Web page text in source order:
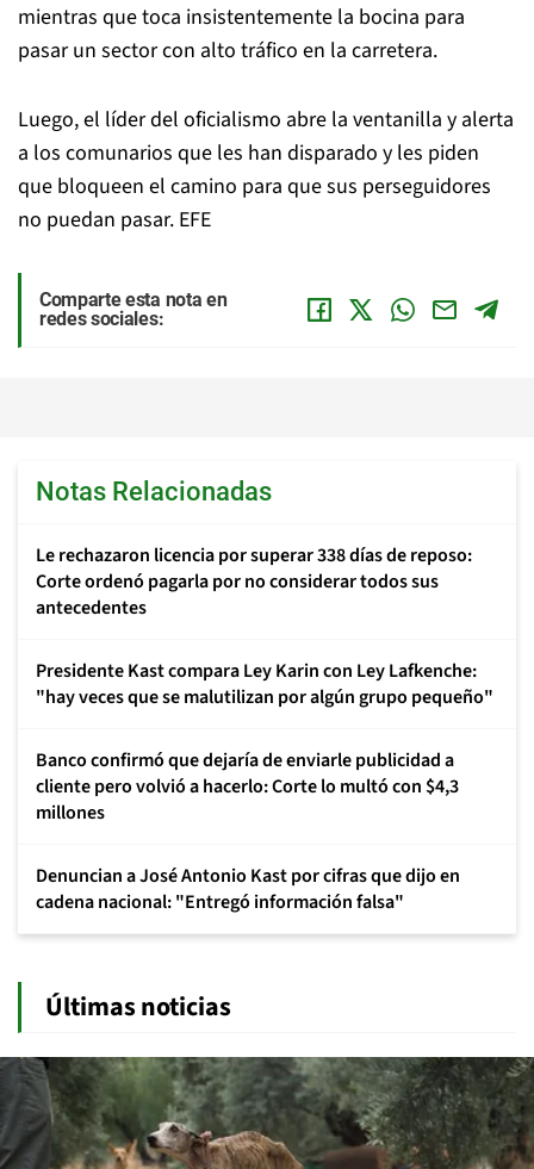
mientras que toca insistentemente la bocina para
pasar un sector con alto tráfico en la carretera.
Luego, el líder del oficialismo abre la ventanilla y alerta
a los comunarios que les han disparado y les piden
que bloqueen el camino para que sus perseguidores
no puedan pasar. EFE
Comparte esta nota en
redes sociales:
Notas Relacionadas
Le rechazaron licencia por superar 338 días de reposo:
Corte ordenó pagarla por no considerar todos sus
antecedentes
Presidente Kast compara Ley Karin con Ley Lafkenche:
"hay veces que se malutilizan por algún grupo pequeño"
Banco confirmó que dejaría de enviarle publicidad a
cliente pero volvió a hacerlo: Corte lo multó con $4,3
millones
Denuncian a José Antonio Kast por cifras que dijo en
cadena nacional: "Entregó información falsa"
Últimas noticias